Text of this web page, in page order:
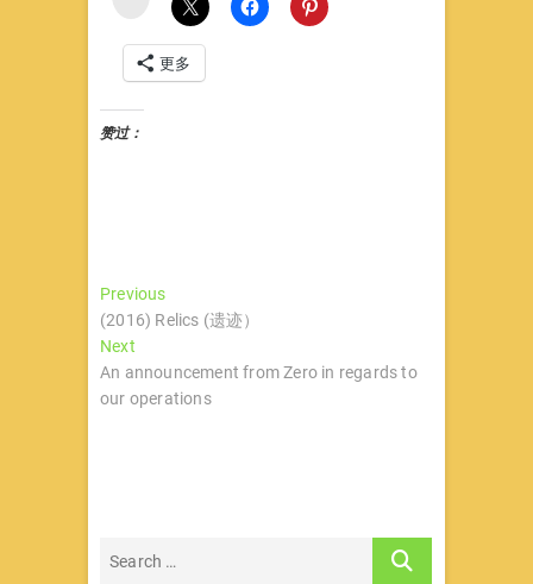
更多
赞过：
文
章
导
航
PreviousPrevious
post:
(2016) Relics (遗迹）
NextNext
post:
An announcement from Zero in regards to
our operations